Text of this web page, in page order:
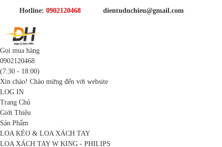
Hotline: 0902120468 dientuduchieu@gmail.com
Gọi mua hàng
0902120468
(7:30 - 18:00)
Xin chào! Chào mừng đến với website
LOG IN
Trang Chủ
Giới Thiệu
Sản Phẩm
LOA KÉO & LOA XÁCH TAY
LOA XÁCH TAY W KING - PHILIPS